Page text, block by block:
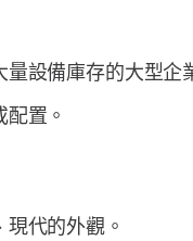
設備庫存的大型企
置。
代的外觀。